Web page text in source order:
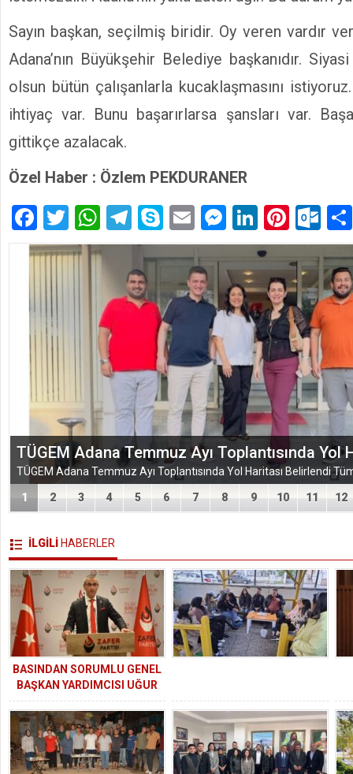
Sayın başkan, seçilmiş biridir. Oy veren vardır
Adana’nın Büyükşehir Belediye başkanıdır.
olsun bütün çalışanlarla kucaklaşmasını
ihtiyaç var. Bunu başarırlarsa şansları var.
gittikçe azalacak.
Özel Haber : Özlem PEKDURANER
Facebook
Twitter
WhatsApp
Telegram
SkypeEmailMessenger
LinkedIn
EĞİTİM-BİR-SEN ADANA ŞUBESİ’NDEN
VEFA VE DAYANIŞMA ÇIKARMASI
1 2 3 4 5 6 7 8 9 10 11 12
İLGİLİ HABERLER
BASINDAN SORUMLU GENEL
BAŞKAN YARDIMCISI UĞUR
BATUR’A SUÇ DUYURUSU